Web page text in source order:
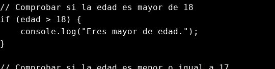
// Comprobar si la edad es mayor de 18
if
( edad > 18 )
{
    console
. log ( "Eres mayor de edad." ) ;
}